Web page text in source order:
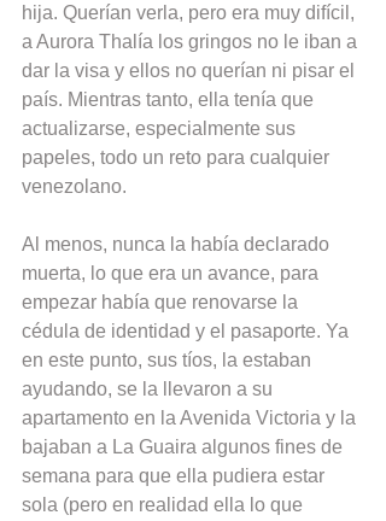
hija. Querían verla, pero era muy difícil,
a Aurora Thalía los gringos no le iban a
dar la visa y ellos no querían ni pisar el
país. Mientras tanto, ella tenía que
actualizarse, especialmente sus
papeles, todo un reto para cualquier
venezolano.
Al menos, nunca la había declarado
muerta, lo que era un avance, para
empezar había que renovarse la
cédula de identidad y el pasaporte. Ya
en este punto, sus tíos, la estaban
ayudando, se la llevaron a su
apartamento en la Avenida Victoria y la
bajaban a La Guaira algunos fines de
semana para que ella pudiera estar
sola (pero en realidad ella lo que